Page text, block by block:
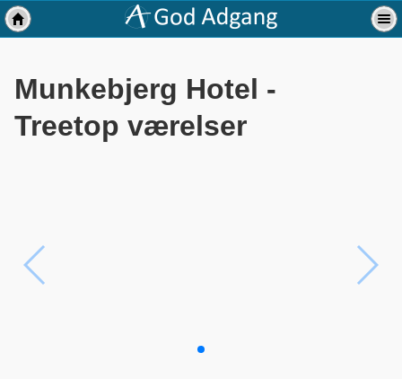
Munkebjerg Hotel -
Treetop værelser